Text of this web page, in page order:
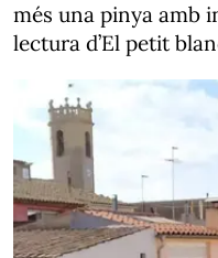
més una pinya amb
lectura d’El petit